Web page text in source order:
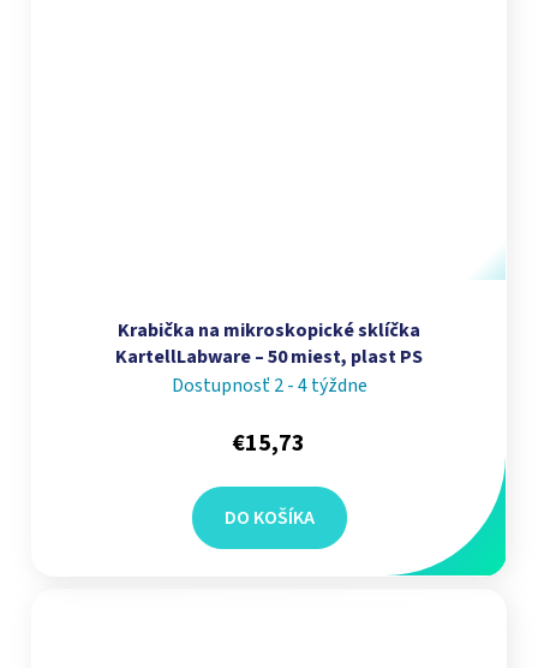
Krabička na mikroskopické sklíčka
KartellLabware – 50 miest, plast PS
Dostupnosť 2 - 4 týždne
€15,73
DO KOŠÍKA